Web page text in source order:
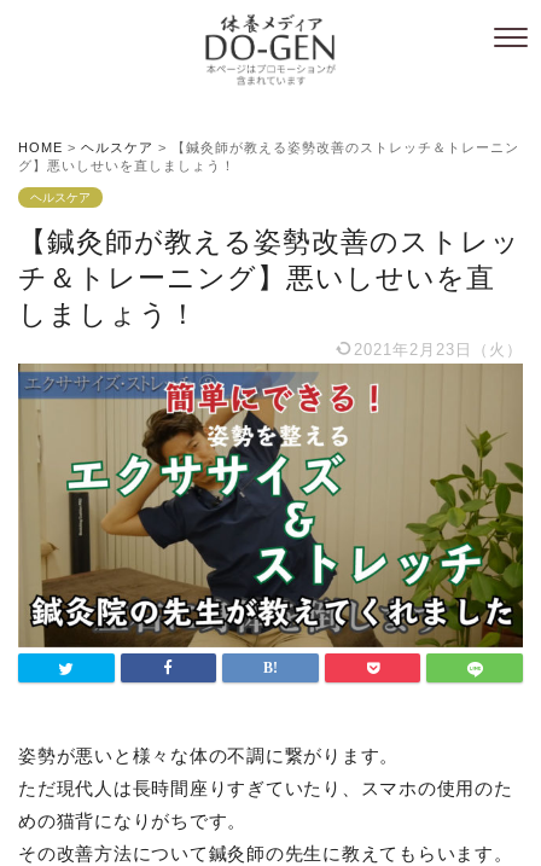
HOME > ヘルスケア >
【鍼灸師が教える姿勢改善のストレッチ＆トレーニン
グ】悪いしせいを直しましょう！
ヘルスケア
【鍼灸師が教える姿勢改善のストレッ
チ＆トレーニング】悪いしせいを直
しましょう！
2021年2月23日（火）
姿勢が悪いと様々な体の不調に繋がります。
ただ現代人は長時間座りすぎていたり、スマホの使用のた
めの猫背になりがちです。
その改善方法について鍼灸師の先生に教えてもらいます。